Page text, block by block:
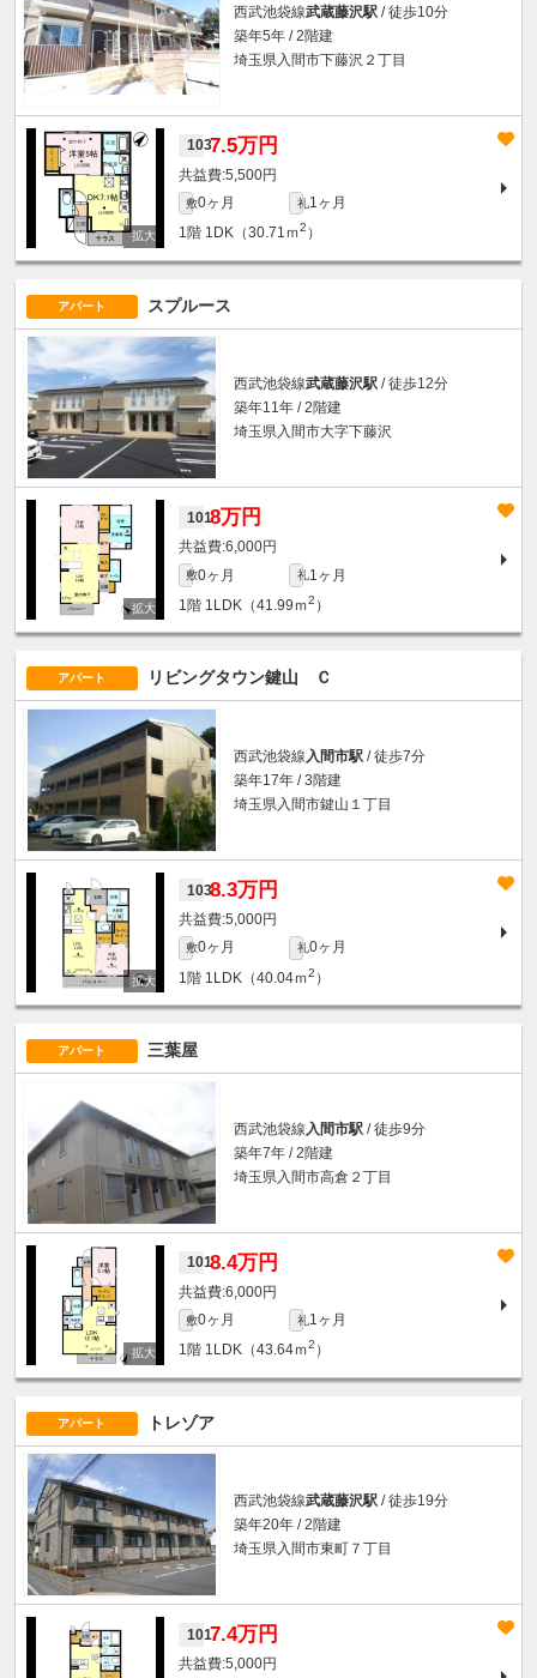
西武池袋線武蔵藤沢駅 / 徒歩10分
築年5年 / 2階建
埼玉県入間市下藤沢２丁目
1037.5万円
5,500円
敷0ヶ月 礼1ヶ月
1階 1DK（30.71ｍ2 ）
アパート スプルース
西武池袋線武蔵藤沢駅 / 徒歩12分
築年11年 / 2階建
埼玉県入間市大字下藤沢
1018万円
6,000円
敷0ヶ月 礼1ヶ月
1階 1LDK（41.99ｍ2 ）
アパート リビングタウン鍵山 Ｃ
西武池袋線入間市駅 / 徒歩7分
築年17年 / 3階建
埼玉県入間市鍵山１丁目
1038.3万円
5,000円
敷0ヶ月 礼0ヶ月
1階 1LDK（40.04ｍ2 ）
アパート 三葉屋
西武池袋線 入間市駅 / 徒歩9分
築年7年 / 2階建
埼玉県入間市高倉２丁目
1018.4万円
6,000円
敷0ヶ月 礼1ヶ月
1階 1LDK（43.64ｍ2 ）
アパート トレゾア
西武池袋線武蔵藤沢駅 / 徒歩19分
築年20年 / 2階建
埼玉県入間市東町７丁目
1017.4万円
5,000円